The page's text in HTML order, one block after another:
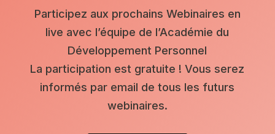
Participez aux prochains Webinaires en
live avec l’équipe de l’Académie du
Développement Personnel
La participation est gratuite ! Vous serez
informés par email de tous les futurs
webinaires.